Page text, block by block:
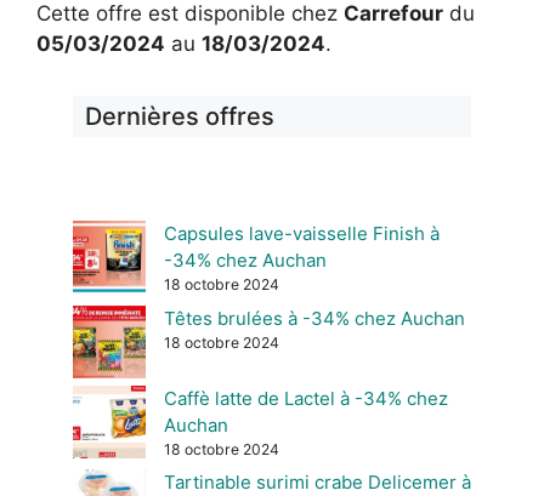
Cette offre est disponible chez Carrefour du
05/03/2024 au 18/03/2024.
Dernières offres
Capsules lave-vaisselle Finish à
-34% chez Auchan
18 octobre 2024
Têtes brulées à -34% chez Auchan
18 octobre 2024
Caffè latte de Lactel à -34% chez
Auchan
18 octobre 2024
Tartinable surimi crabe Delicemer à